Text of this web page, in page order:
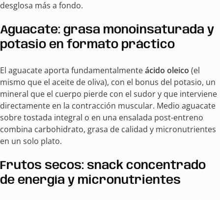
desglosa más a fondo.
Aguacate: grasa monoinsaturada y
potasio en formato práctico
El aguacate aporta fundamentalmenteácido oleico (el
mismo que el aceite de oliva), con el bonus del potasio, un
mineral que el cuerpo pierde con el sudor y que interviene
directamente en la contracción muscular. Medio aguacate
sobre tostada integral o en una ensalada post-entreno
combina carbohidrato, grasa de calidad y micronutrientes
en un solo plato.
Frutos secos: snack concentrado
de energía y micronutrientes